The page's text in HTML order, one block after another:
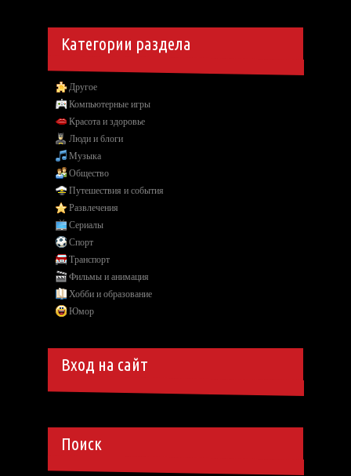
Категории раздела
Другое
Компьютерные игры
Красота и здоровье
Люди и блоги
Музыка
Общество
Путешествия и события
Развлечения
Сериалы
Спорт
Транспорт
Фильмы и анимация
Хобби и образование
Юмор
Вход на сайт
Поиск